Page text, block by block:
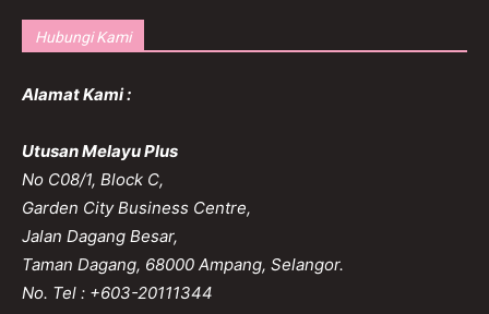
Hubungi Kami
Alamat Kami :
Utusan Melayu Plus
No C08/1, Block C,
Garden City Business Centre,
Jalan Dagang Besar,
Taman Dagang, 68000 Ampang, Selangor.
No. Tel : +603-20111344